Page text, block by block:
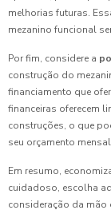
melhorias futuras.
mezanino funcional
Por fim, considere a
construção do
financiamento que
financeiras oferecem
construções, o que
seu orçamento
Em resumo,
cuidadoso, escolha
consideração da mão